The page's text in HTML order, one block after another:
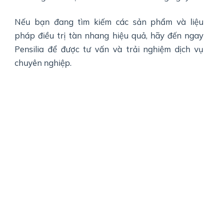
Nếu bạn đang tìm kiếm các sản phẩm và liệu
pháp điều trị tàn nhang hiệu quả, hãy đến ngay
Pensilia để được tư vấn và trải nghiệm dịch vụ
chuyên nghiệp.